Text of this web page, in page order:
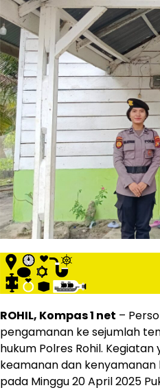
ROHIL, Kompas 1 net –
pengamanan ke sejumlah
hukum Polres Rohil.
keamanan dan
pada Minggu 20 April 2025